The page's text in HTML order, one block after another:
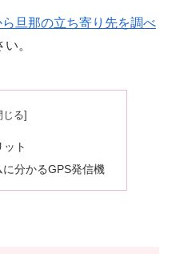
旦那の立ち寄り先を調べ
。
ト
分かるGPS発信機